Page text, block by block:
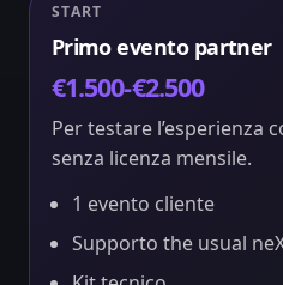
START
Primo evento partner
€1.500-€2.500
Per testare l’esperienza
senza licenza mensile.
1 evento cliente
Supporto the usual